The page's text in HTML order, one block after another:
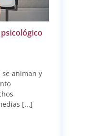
se animan y
[...]